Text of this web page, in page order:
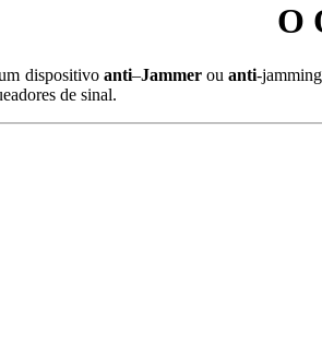
O
dispositivo anti–Jammerouanti-
de sinal.